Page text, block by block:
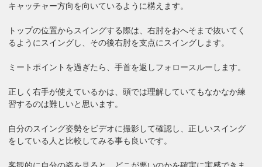
キャッチャー方向を向いているように構えます。
トップの位置からスイングする際は、右肘をおへそまで抜いてく
るようにスイングし、その後右肘を支点にスイングします。
ミートポイントを過ぎたら、手首を返しフォロースルーします。
正しく右手が使えているかは、頭では理解していてもなかなか練
習するのは難しいと思います。
自分のスイング姿勢をビデオに撮影して確認し、正しいスイング
をしている人と比較してみる事も良いです。
客観的に自分の姿を見ると、どこが悪いのかを確実に実感できま